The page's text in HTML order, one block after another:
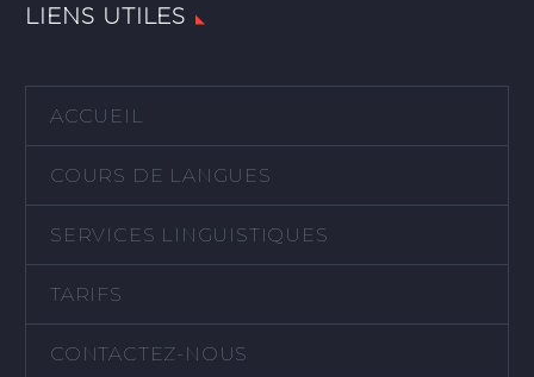
LIENS UTILES
ACCUEIL
COURS DE LANGUES
SERVICES LINGUISTIQUES
TARIFS
CONTACTEZ-NOUS